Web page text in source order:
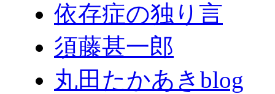
依存症の独り言
須藤甚一郎
丸田たかあきblog